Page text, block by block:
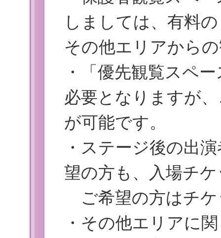
しましては、有料
その他エリアから
・「優先観覧スペ
必要となりますが
が可能です。
・ステージ後の出
望の方も、入場チ
ご希望の方はチケ
・その他エリアに